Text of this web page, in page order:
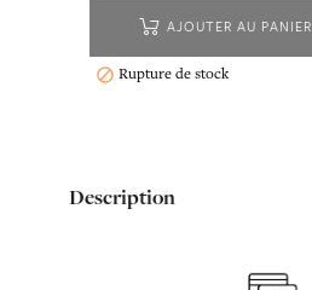
AJOUTER AU PANIER
 Rupture de stock
Description